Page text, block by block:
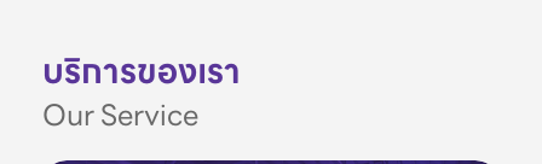
บริการของเรา
Our Service